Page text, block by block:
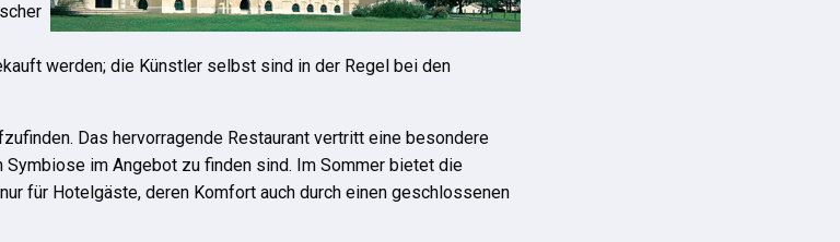
werden; die Künstler selbst sind in der Regel bei den
Das hervorragende Restaurant vertritt eine besondere
Symbiose im Angebot zu finden sind. Im Sommer bietet die
für Hotelgäste, deren Komfort auch durch einen geschlossenen